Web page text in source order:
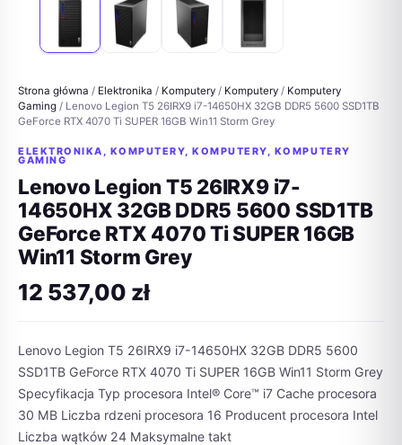
Strona główna / Elektronika / Komputery / Komputery / Komputery
Gaming / Lenovo Legion T5 26IRX9 i7-14650HX 32GB DDR5 5600 SSD1TB
GeForce RTX 4070 Ti SUPER 16GB Win11 Storm Grey
ELEKTRONIKA , KOMPUTERY,KOMPUTERY, KOMPUTERY
GAMING
Lenovo Legion T5 26IRX9 i7-
14650HX 32GB DDR5 5600 SSD1TB
GeForce RTX 4070 Ti SUPER 16GB
Win11 Storm Grey
12 537,00 zł
Lenovo Legion T5 26IRX9 i7-14650HX 32GB DDR5 5600
SSD1TB GeForce RTX 4070 Ti SUPER 16GB Win11 Storm Grey
Specyfikacja Typ procesora Intel® Core™ i7 Cache procesora
30 MB Liczba rdzeni procesora 16 Producent procesora Intel
Liczba wątków 24 Maksymalne takt